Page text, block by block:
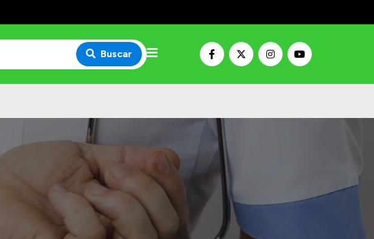
Buscar